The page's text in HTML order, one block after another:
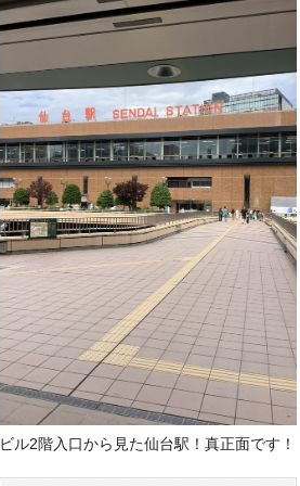
ビル2階入口から見た仙台駅！真正面です！